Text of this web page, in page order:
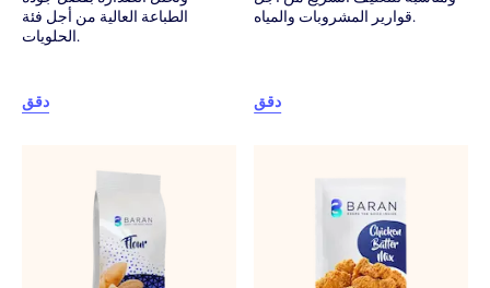
الطباعة العالية من أجل فئة
الحلويات.
دقق
قوارير المشروبات والمياه.
دقق